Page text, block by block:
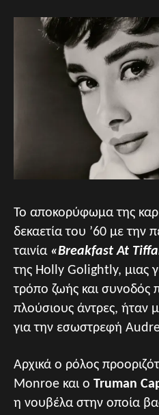
Το αποκορύφωμα της
δεκαετία του ’60 με την
ταινία «Breakfast At
της Holly Golightly, μιας
τρόπο ζωής και συνοδός
πλούσιους άντρες, ήταν
για την εσωστρεφή
Αρχικά ο ρόλος
Monroe και ο Truman
η νουβέλα στην οποία